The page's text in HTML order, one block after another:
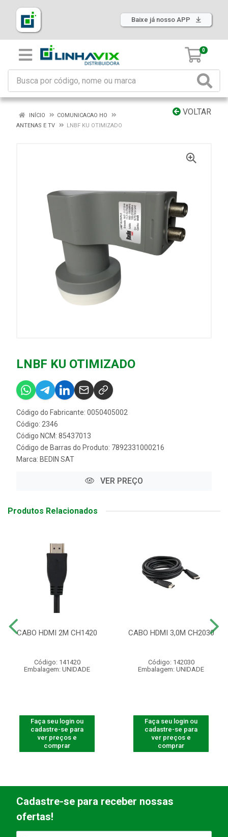
Baixe já nosso APP
0
VOLTAR
INÍCIO
COMUNICACAO HO
ANTENAS E TV
LNBF KU OTIMIZADO
LNBF KU OTIMIZADO
Código do Fabricante: 0050405002
Código: 2346
Código NCM: 85437013
Código de Barras do Produto: 7892331000216
Marca: BEDIN SAT
VER PREÇO
Produtos Relacionados
CABO HDMI 2M CH1420
Código: 141420
Embalagem: UNIDADE
Faça seu login ou
cadastre-se para
ver preços e
comprar
CABO HDMI 3,0M CH2030
Código: 142030
Embalagem: UNIDADE
Faça seu login ou
cadastre-se para
ver preços e
comprar
Cadastre-se para receber nossas
ofertas!